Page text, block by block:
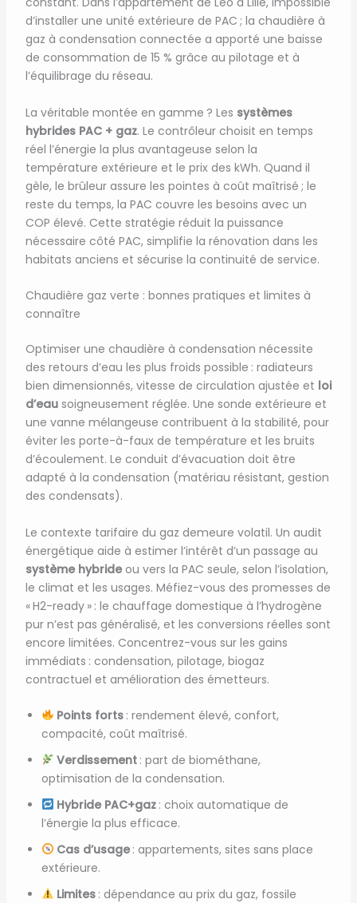
d’installer une unité extérieure de PAC ; la chaudière à
gaz à condensation connectée a apporté une baisse
de consommation de 15 % grâce au pilotage et à
l’équilibrage du réseau.
La véritable montée en gamme ? Les systèmes
hybrides PAC + gaz. Le contrôleur choisit en temps
réel l’énergie la plus avantageuse selon la
température extérieure et le prix des kWh. Quand il
gèle, le brûleur assure les pointes à coût maîtrisé ; le
reste du temps, la PAC couvre les besoins avec un
COP élevé. Cette stratégie réduit la puissance
nécessaire côté PAC, simplifie la rénovation dans les
habitats anciens et sécurise la continuité de service.
Chaudière gaz verte : bonnes pratiques et limites à
connaître
Optimiser une chaudière à condensation nécessite
des retours d’eau les plus froids possible : radiateurs
bien dimensionnés, vitesse de circulation ajustée et loi
d’eausoigneusement réglée. Une sonde extérieure et
une vanne mélangeuse contribuent à la stabilité, pour
éviter les porte-à-faux de température et les bruits
d’écoulement. Le conduit d’évacuation doit être
adapté à la condensation (matériau résistant, gestion
des condensats).
Le contexte tarifaire du gaz demeure volatil. Un audit
énergétique aide à estimer l’intérêt d’un passage au
système hybrideou vers la PAC seule, selon l’isolation,
le climat et les usages. Méfiez-vous des promesses de
« H2-ready » : le chauffage domestique à l’hydrogène
pur n’est pas généralisé, et les conversions réelles sont
encore limitées. Concentrez-vous sur les gains
immédiats : condensation, pilotage, biogaz
contractuel et amélioration des émetteurs.
Points forts : rendement élevé, confort,
compacité, coût maîtrisé.
Verdissement : part de biométhane,
optimisation de la condensation.
Hybride PAC+gaz : choix automatique de
l’énergie la plus efficace.
Cas d’usage : appartements, sites sans place
extérieure.
Limites : dépendance au prix du gaz, fossile